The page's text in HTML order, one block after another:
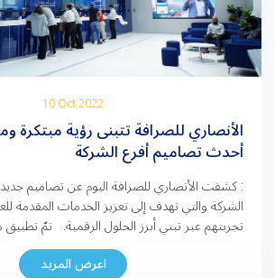
10 Oct 2022
الأنصاري للصرافة تتبنى رؤية مبتكرة
أحدث تصاميم أفرع الشركة
: كشفت الأنصاري للصرافة اليوم عن تصاميم
الشركة والتي تهدف إلى تعزيز الخدمات المقدمة
تجربتهم عبر تبني أبرز الحلول الرقمية. تمّ
الجديدة على عدد من فروع الشركة، ومن ضمنها
وتستند هذه التصاميم على أحدث التقنيات
اعرض المزيد